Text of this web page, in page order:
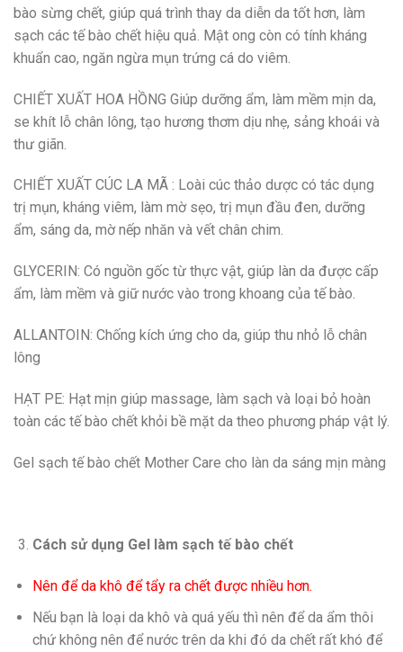
bào sừng chết, giúp quá trình thay da diễn da tốt hơn, làm
sạch các tế bào chết hiệu quả. Mật ong còn có tính kháng
khuẩn cao, ngăn ngừa mụn trứng cá do viêm.
CHIẾT XUẤT HOA HỒNG Giúp dưỡng ẩm, làm mềm mịn da,
se khít lỗ chân lông, tạo hương thơm dịu nhẹ, sảng khoái và
thư giãn.
CHIẾT XUẤT CÚC LA MÃ : Loài cúc thảo dược có tác dụng
trị mụn, kháng viêm, làm mờ sẹo, trị mụn đầu đen, dưỡng
ẩm, sáng da, mờ nếp nhăn và vết chân chim.
GLYCERIN: Có nguồn gốc từ thực vật, giúp làn da được cấp
ẩm, làm mềm và giữ nước vào trong khoang của tế bào.
ALLANTOIN: Chống kích ứng cho da, giúp thu nhỏ lỗ chân
lông
HẠT PE: Hạt mịn giúp massage, làm sạch và loại bỏ hoàn
toàn các tế bào chết khỏi bề mặt da theo phương pháp vật lý.
Gel sạch tế bào chết Mother Care cho làn da sáng mịn màng
Cách sử dụng Gel làm sạch tế bào chết
Nên để da khô để tẩy ra chết được nhiều hơn.
Nếu bạn là loại da khô và quá yếu thì nên để da ẩm thôi
chứ không nên để nước trên da khi đó da chết rất khó để